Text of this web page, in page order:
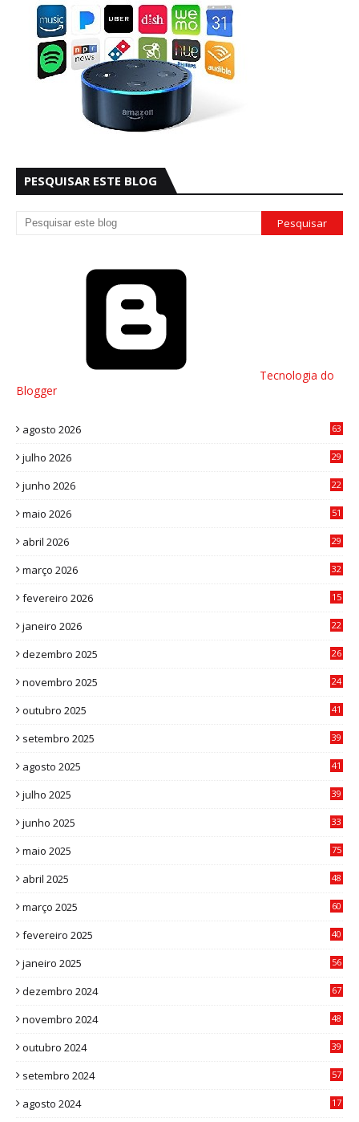
PESQUISAR ESTE BLOG
Tecnologia do
Blogger
agosto 2026 63
julho 2026
29
junho 2026
22
maio 2026
51
abril 2026
29
março 2026
32
fevereiro 2026
15
janeiro 2026
22
dezembro 2025
26
novembro 2025
24
outubro 2025
41
setembro 2025
39
agosto 2025
41
julho 2025
39
junho 2025
33
maio 2025 75
abril 2025
48
março 2025
60
fevereiro 2025
40
janeiro 2025
56
dezembro 2024
67
novembro 2024
48
outubro 2024
39
setembro 2024
57
agosto 2024
17